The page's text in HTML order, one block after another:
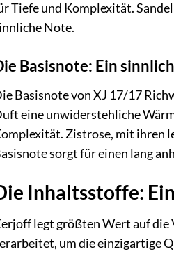
Tiefe und Komplexität.
Note.
Basisnote: Ein
Basisnote von XJ 17/17
eine unwiderstehliche
Zistrose, mit ihren
sorgt für einen lang
Inhaltsstoffe:
legt größten Wert auf die
um die einzigartige